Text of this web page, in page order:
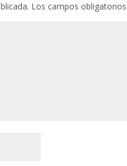
Los campos